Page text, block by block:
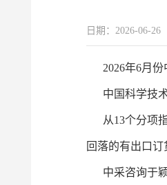
日期：2026-06-
2026年6月份
中国科学技术
从13个分项指
回落的有出口
中采咨询于颖